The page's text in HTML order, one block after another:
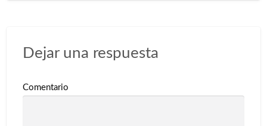
Dejar una respuesta
Comentario